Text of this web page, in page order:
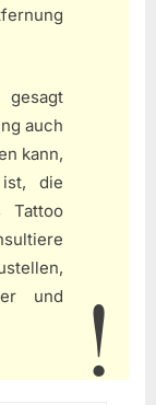
auch
kann,
die
Tattoo
und